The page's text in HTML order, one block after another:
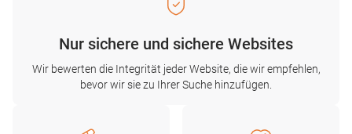
Nur sichere und sichere Websites
Wir bewerten die Integrität jeder Website, die wir empfehlen,
bevor wir sie zu Ihrer Suche hinzufügen.